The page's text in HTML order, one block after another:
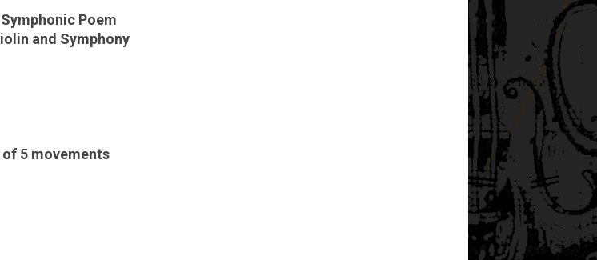
Poem
and Symphony
5 movements